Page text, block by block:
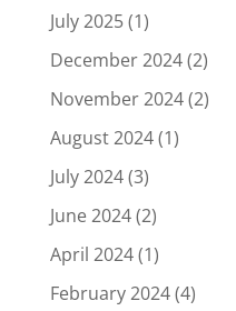
July 2025(1)
December 2024(2)
November 2024(2)
August 2024(1)
July 2024(3)
June 2024(2)
April 2024(1)
February 2024(4)